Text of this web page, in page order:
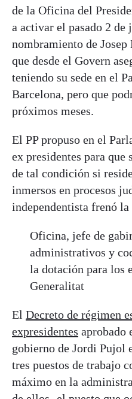
de la Oficina del
a activar el pasado 2 de
nombramiento de
que desde el Govern
teniendo su sede en el
Barcelona, pero que
próximos meses.
El PP propuso en el
ex presidentes para que
de tal condición si
inmersos en procesos
independentista frenó
Oficina, jefe de
administrativos y
la dotación para los
Generalitat
El Decreto de régimen
expresidentes aprobado
gobierno de Jordi Pujol
tres puestos de trabajo
máximo en la